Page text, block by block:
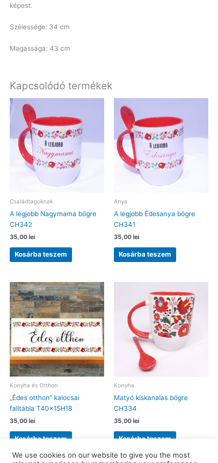
képest.
Szélessége: 34 cm
Magassága: 43 cm
Kapcsolódó termékek
Családtagoknak
A legjobb Nagymama bögre
CH342
35,00 lei
Kosárba teszem
Anya
A legjobb Édesanya bögre
CH341
35,00 lei
Kosárba teszem
Konyha és Otthon
„Édes otthon” kalocsai
falitábla T40x15H18
35,00 lei
Kosárba teszem
Konyha
Matyó kiskanalas bögre
CH334
35,00 lei
Kosárba teszem
We use cookies on our website to give you the most